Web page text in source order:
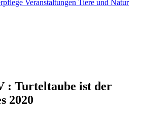
Veranstaltungen Tiere und Natur
: Turteltaube ist der
2020